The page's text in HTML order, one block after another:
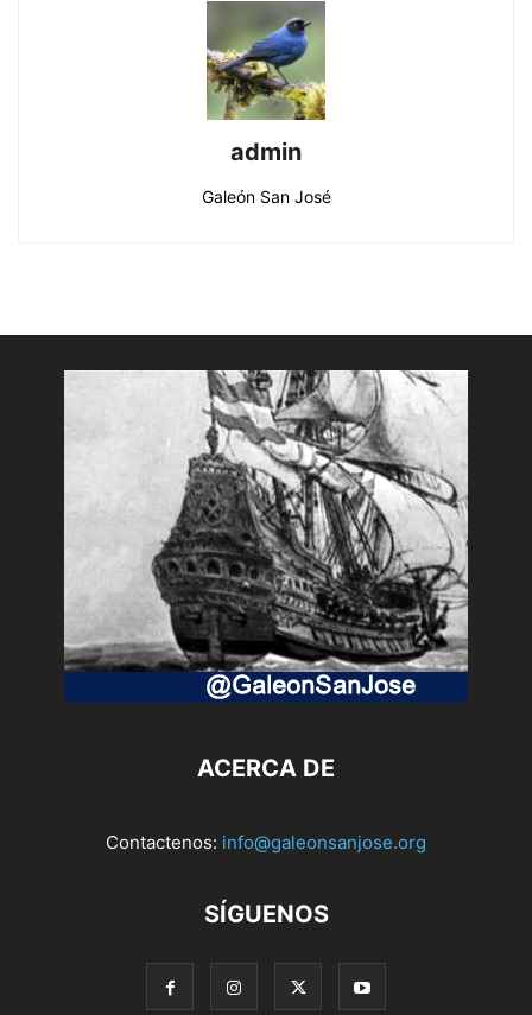
admin
Galeón San José
ACERCA DE
Contactenos: info@galeonsanjose.org
SÍGUENOS